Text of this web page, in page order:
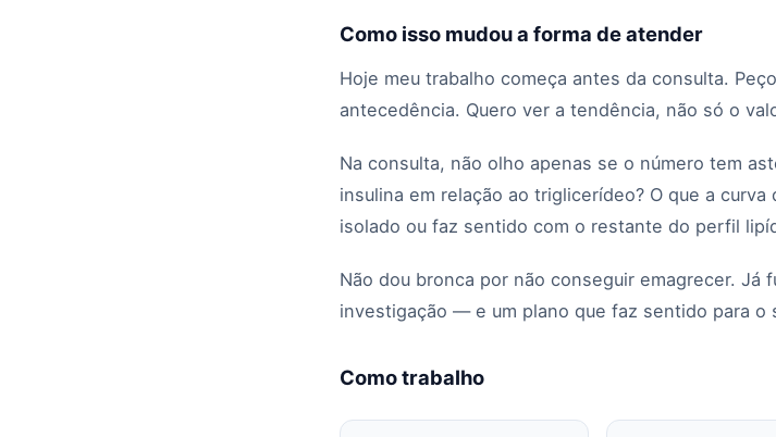
Como isso mudou a forma de atender
Hoje meu trabalho começa antes da consulta.
antecedência. Quero ver a tendência, não só o
Na consulta, não olho apenas se o número tem
insulina em relação ao triglicerídeo? O que a
isolado ou faz sentido com o restante do perfil
Não dou bronca por não conseguir emagrecer. Já
investigação — e um plano que faz sentido para o
Como trabalho